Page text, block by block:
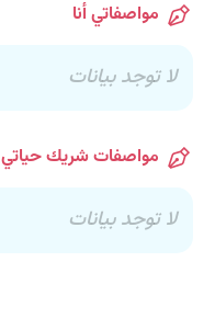
مواصفاتي أنا
لا توجد بيانات
مواصفات شريك حياتي
لا توجد بيانات